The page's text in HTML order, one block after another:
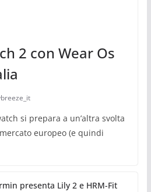
2 con Wear Os
si prepara a un’altra svolta
europeo (e quindi
presenta Lily 2 e HRM-Fit